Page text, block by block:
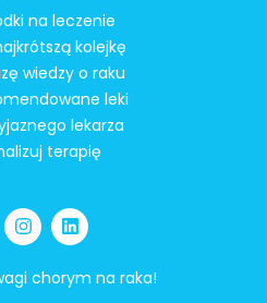
na leczenie
kolejkę
wiedzy o raku
leki
lekarza
terapię
chorym na raka!